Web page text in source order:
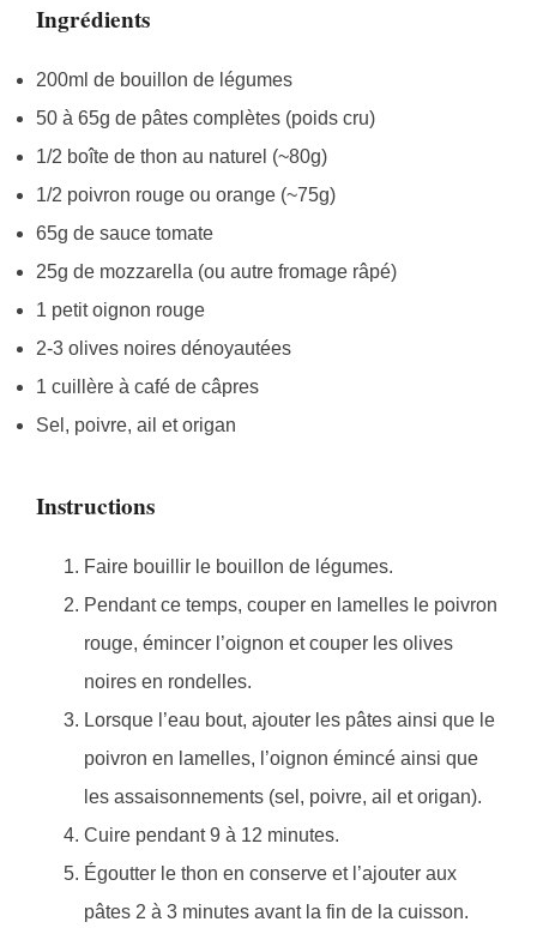
Ingrédients
200ml de bouillon de légumes
50 à 65g de pâtes complètes (poids cru)
1/2 boîte de thon au naturel (~80g)
1/2 poivron rouge ou orange (~75g)
65g de sauce tomate
25g de mozzarella (ou autre fromage râpé)
1 petit oignon rouge
2-3 olives noires dénoyautées
1 cuillère à café de câpres
Sel, poivre, ail et origan
Instructions
Faire bouillir le bouillon de légumes.
Pendant ce temps, couper en lamelles le poivron
rouge, émincer l’oignon et couper les olives
noires en rondelles.
Lorsque l’eau bout, ajouter les pâtes ainsi que le
poivron en lamelles, l’oignon émincé ainsi que
les assaisonnements (sel, poivre, ail et origan).
Cuire pendant 9 à 12 minutes.
Égoutter le thon en conserve et l’ajouter aux
pâtes 2 à 3 minutes avant la fin de la cuisson.